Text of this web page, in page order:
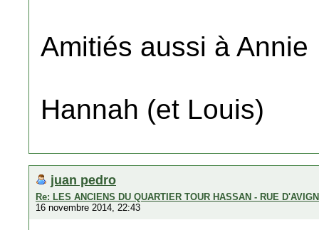
Amitiés aussi à Annie
Hannah (et Louis)
juan pedro
Re: LES ANCIENS DU QUARTIER TOUR HASSAN - RUE
16 novembre 2014, 22:43